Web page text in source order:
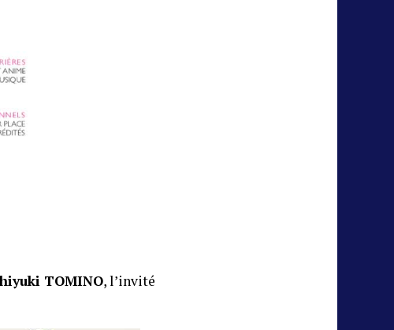
TOMINO, l’invité